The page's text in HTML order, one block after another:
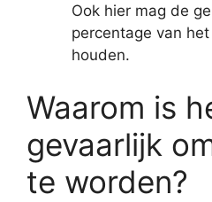
Ook hier mag de
percentage van
houden.
Waarom is
gevaarlijk
te worden?